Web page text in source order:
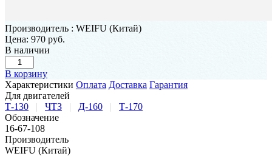
Производитель : WEIFU (Китай)
Цена: 970 руб.
В наличии
В корзину
Характеристики Оплата Доставка Гарантия
Для двигателей
Т-130
| ЧТЗ | Д-160 |
Т-170
Обозначение
16-67-108
Производитель
WEIFU (Китай)